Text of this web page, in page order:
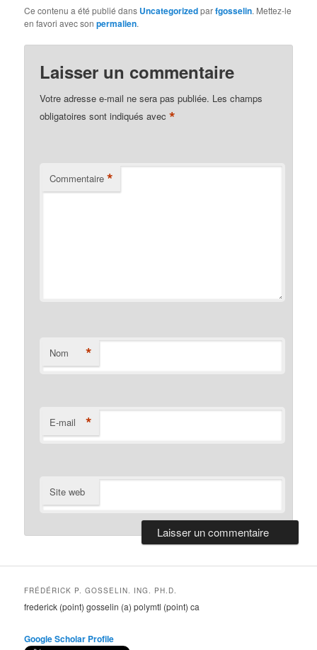
Ce contenu a été publié dans Uncategorizedparfgosselin. Mettez-le
en favori avec sonpermalien.
Laisser un commentaire
Votre adresse e-mail ne sera pas publiée. Les champs
obligatoires sont indiqués avec*
Commentaire *
Nom *
E-mail *
Site web
FRÉDÉRICK P. GOSSELIN. ING. PH.D.
frederick (point) gosselin (a) polymtl (point) ca
Google Scholar Profile